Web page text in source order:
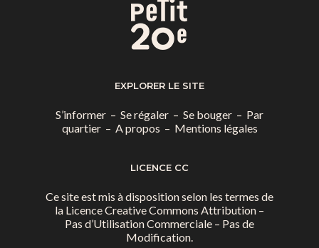
EXPLORER LE SITE
S’informer – Se régaler – Se bouger – Par
quartier– A propos – Mentions légales
LICENCE CC
Ce site est mis à disposition selon les termes de
la Licence Creative Commons Attribution –
Pas d’Utilisation Commerciale – Pas de
Modification.